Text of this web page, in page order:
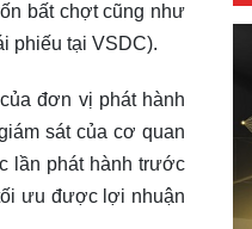
bất chợt cũng như
phiếu tại VSDC).
đơn vị phát hành
sát của cơ quan
lần phát hành trước
ưu được lợi nhuận